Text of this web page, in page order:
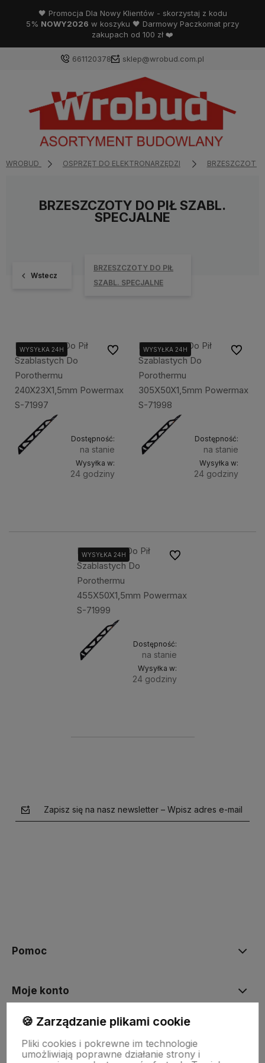
🖤 Promocja Dla Nowy Klientów - skorzystaj z kodu
5% NOWY2026 w koszyku 🖤 Darmowy Paczkomat przy
zakupach od 100 zł ❤️
661120378 sklep@wrobud.com.pl
WROBUD OSPRZĘT DO ELEKTRONARZĘDZI BRZESZCZOTY
BRZESZCZOTY DO PIŁ SZABL.
SPECJALNE
Wstecz
BRZESZCZOTY DO PIŁ
SZABL. SPECJALNE
Brzeszczot Do Pił
Szablastych Do
Porothermu
240X23X1,5mm Powermax
S-71997
WYSYŁKA 24H
Dostępność:
na stanie
Wysyłka w:
24 godziny
Do ulubionychBrzeszczot Do Pił
Szablastych Do
Porothermu
305X50X1,5mm Powermax
S-71998
WYSYŁKA 24H
Dostępność:
na stanie
Wysyłka w:
24 godziny
Do
Brzeszczot Do Pił
Szablastych Do
Porothermu
455X50X1,5mm Powermax
S-71999
WYSYŁKA 24H
Dostępność:
na stanie
Wysyłka w:
24 godziny
Do ulubionych
Zapisz się na nasz newsletter – Wpisz adres e-mail
Pomoc
Moje konto
Płatności i dostawa
🍪 Zarządzanie plikami cookie
Pliki cookies i pokrewne im technologie
umożliwiają poprawne działanie strony i